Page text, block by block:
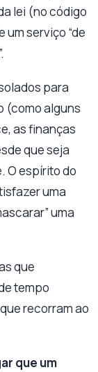
lei (no código
um serviço “de
para
(como alguns
as finanças
que seja
O espírito do
uma
uma
que
tempo
recorram ao
que um